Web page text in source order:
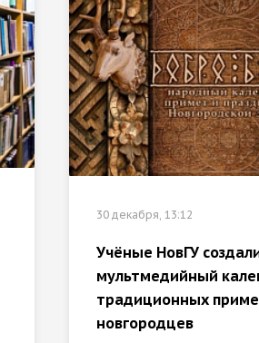
30 декабря, 13:12
Учёные НовГУ
мультмедийный
традиционных
новгородцев